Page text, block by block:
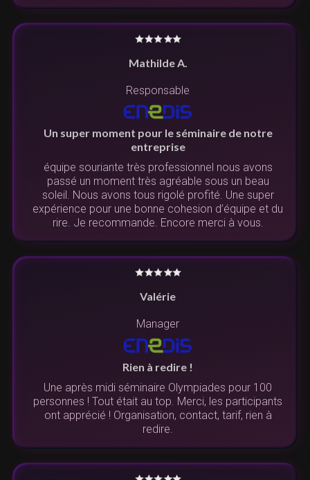
Mathilde A.
Responsable
Un super moment pour le séminaire de notre
entreprise
équipe souriante très professionnel nous avons
passé un moment très agréable sous un beau
soleil. Nous avons tous rigolé profité. Une super
expérience pour une bonne cohesion d’équipe et du
rire. Je recommande. Encore merci à vous.
Valérie
Manager
Rien à redire !
Une après midi séminaire Olympiades pour 100
personnes ! Tout était au top. Merci, les participants
ont apprécié ! Organisation, contact, tarif, rien à
redire.